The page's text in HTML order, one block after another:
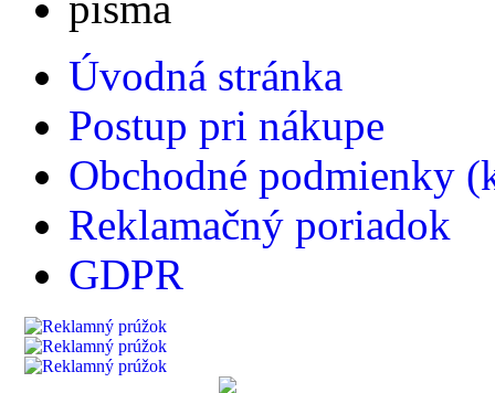
Úvodná stránka
Postup pri nákupe
Obchodné podmienky
Reklamačný poriadok
GDPR